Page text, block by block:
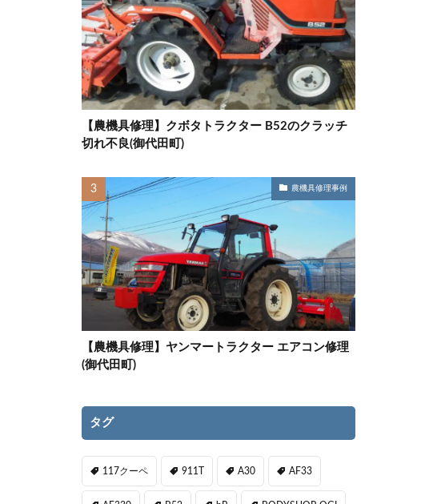
【農機具修理】クボタトラクター B52のクラッチ
切れ不良(御代田町)
農機具修理事例
【農機具修理】ヤンマートラクター エアコン修理
(御代田町)
タグ
117クーペ 911T A30 AF33